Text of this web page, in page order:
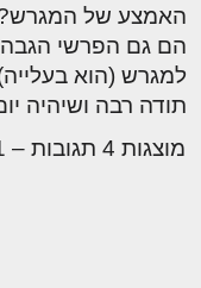
האמצע של
הם גם הפרשי
למגרש (הוא
תודה רבה ושיהיה
מוצגות 4 תגובות – 1 עד 4 (מתוך 4 סה״כ)